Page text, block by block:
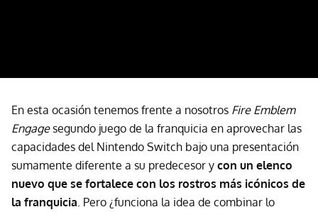
En esta ocasión tenemos frente a nosotros Fire Emblem
Engagesegundo juego de la franquicia en aprovechar las
capacidades del Nintendo Switch bajo una presentación
sumamente diferente a su predecesor y con un elenco
nuevo que se fortalece con los rostros más icónicos de
la franquicia . Pero ¿funciona la idea de combinar lo